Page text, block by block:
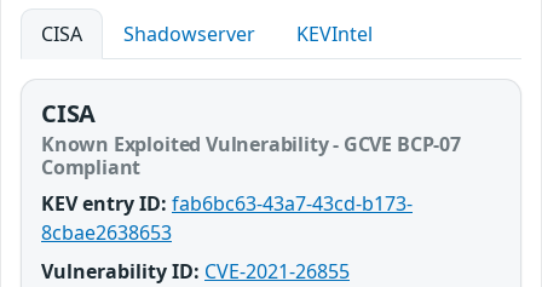
CISA
Shadowserver KEVIntel
CISA
Known Exploited Vulnerability - GCVE BCP-07
Compliant
KEV entry ID: fab6bc63-43a7-43cd-b173-
8cbae2638653
Vulnerability ID: CVE-2021-26855